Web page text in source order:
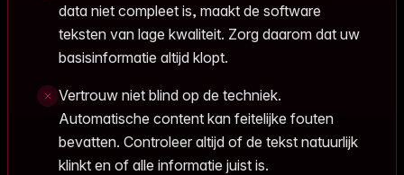
data niet compleet is, maakt de software
teksten van lage kwaliteit. Zorg daarom dat uw
basisinformatie altijd klopt.
Vertrouw niet blind op de techniek.
Automatische content kan feitelijke fouten
bevatten. Controleer altijd of de tekst natuurlijk
klinkt en of alle informatie juist is.